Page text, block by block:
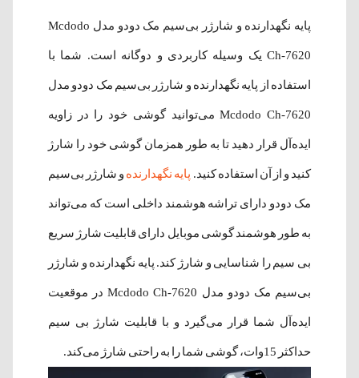
پایه نگهدارنده و شارژر بی‌سیم مک دودو مدل Mcdodo
Ch-7620 یک وسیله کاربردی و دوگانه است. شما با
استفاده از پایه نگهدارنده و شارژر بی‌سیم مک دودو مدل
Mcdodo Ch-7620 می‌توانید گوشی خود را در زاویه
ایده‌آل قرار دهید تا به طور همزمان گوشی خود را شارژ
کنید و از آن استفاده کنید. پایه نگهدارنده و شارژر بی‌سیم
مک دودو دارای تراشه هوشمند داخلی است که می‌تواند
به طور هوشمند گوشی‌ موبایل دارای قابلیت شارژ سریع
بی سیم را شناسایی و شارژ کند. پایه نگهدارنده و شارژر
بی‌سیم مک دودو مدل Mcdodo Ch-7620 در موقعیت
ایده‌آل شما قرار می‌گیرد و با قابلیت شارژ بی سیم
حداکثر 15وات، گوشی شما را به راحتی شارژ می‌کند.